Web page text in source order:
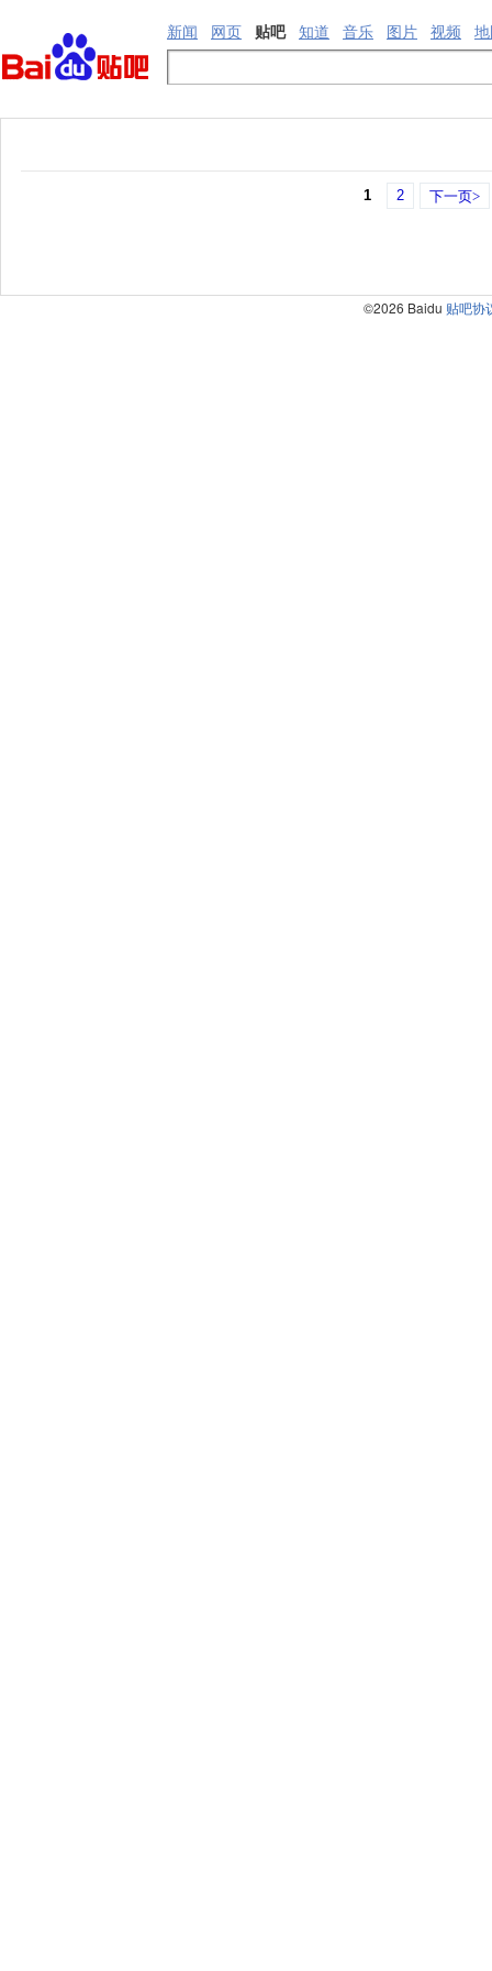
新闻 网页 贴吧 知道 音乐 图片 视频
1 2 下一页>
©2026 Baidu 贴吧协